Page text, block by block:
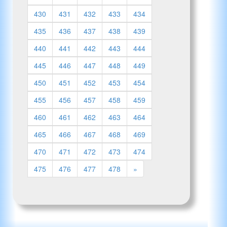
430
431 432 433
434
435
436 437 438
439
440
441 442 443
444
445
446 447 448
449
450
451 452 453
454
455
456 457 458
459
460
461 462 463
464
465
466 467 468
469
470
471 472 473
474
475
476 477 478 »